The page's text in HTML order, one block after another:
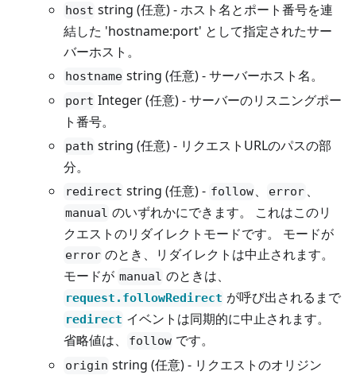
host string (任意) - ホスト名とポート番号を連
結した 'hostname:port' として指定されたサー
バーホスト。
hostname string (任意) - サーバーホスト名。
port Integer (任意) - サーバーのリスニングポー
ト番号。
path string (任意) - リクエストURLのパスの部
分。
redirect string (任意) - follow、 error 、
manual のいずれかにできます。 これはこのリ
クエストのリダイレクトモードです。 モードが
error のとき、リダイレクトは中止されます。
モードが manual のときは、
request.followRedirect が呼び出されるまで
redirect イベントは同期的に中止されます。
省略値は、
follow です。
origin string (任意) - リクエストのオリジン